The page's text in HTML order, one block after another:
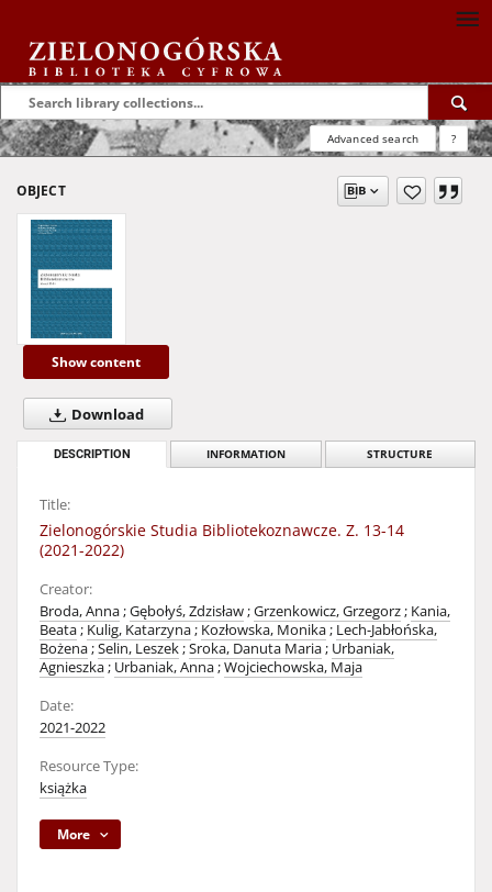
Advanced search ?
OBJECT
Show content
Download
DESCRIPTION INFORMATION STRUCTURE
Title:
Zielonogórskie Studia Bibliotekoznawcze. Z. 13-14
(2021-2022)
Creator:
Broda, Anna;Gębołyś, Zdzisław;Grzenkowicz, Grzegorz; Kania,
Beata; Kulig, Katarzyna; Kozłowska, Monika; Lech-Jabłońska,
Bożena;Selin, Leszek;Sroka, Danuta Maria; Urbaniak,
Agnieszka; Urbaniak, Anna;Wojciechowska, Maja
Date:
2021-2022
Resource Type:
książka
More